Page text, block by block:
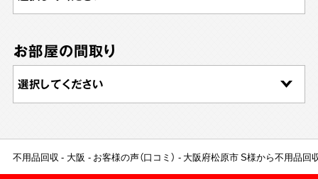
お部屋の間取り
不用品回収 大阪 お客様の声（口コミ） 大阪府松原市 S様から不用品回